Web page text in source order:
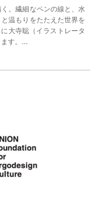
。繊細なペンの線と、水
温もりをたたえた世界を
大寺聡（イラストレータ
す。...